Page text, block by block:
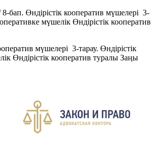
8-бап. Өндiрiстiк кооператив мүшелерi 3-
мүшелiк Өндiрiстiк кооператив
мүшелерi 3-тарау. Өндiрiстiк
Өндiрiстiк кооператив туралы Заңы